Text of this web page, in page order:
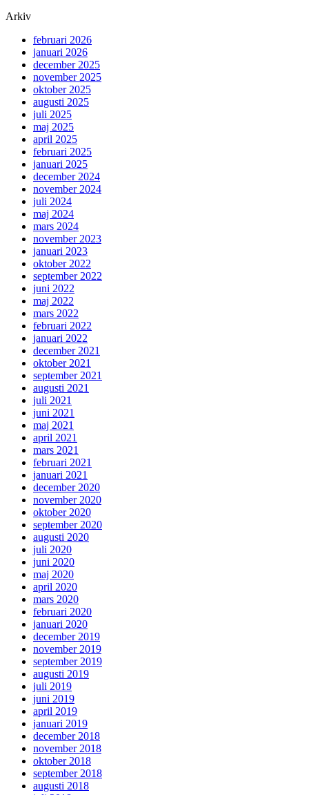
Arkiv
februari 2026
januari 2026
december 2025
november 2025
oktober 2025
augusti 2025
juli 2025
maj 2025
april 2025
februari 2025
januari 2025
december 2024
november 2024
juli 2024
maj 2024
mars 2024
november 2023
januari 2023
oktober 2022
september 2022
juni 2022
maj 2022
mars 2022
februari 2022
januari 2022
december 2021
oktober 2021
september 2021
augusti 2021
juli 2021
juni 2021
maj 2021
april 2021
mars 2021
februari 2021
januari 2021
december 2020
november 2020
oktober 2020
september 2020
augusti 2020
juli 2020
juni 2020
maj 2020
april 2020
mars 2020
februari 2020
januari 2020
december 2019
november 2019
september 2019
augusti 2019
juli 2019
juni 2019
april 2019
januari 2019
december 2018
november 2018
oktober 2018
september 2018
augusti 2018